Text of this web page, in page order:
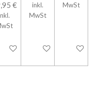
€
In den Warenkorb
inkl.
MwSt
In den Warenkorb
MwSt
In den